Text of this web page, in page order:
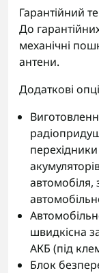
Гарантійний
До
механічні
антени.
Додаткові
автомобіля,
швидкісна
АКБ (під
Блок